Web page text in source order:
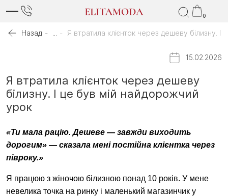
0
Назад Я втратила клієнток через дешеву білизну.
15.02.2026
Я втратила клієнток через дешеву
білизну. І це був мій найдорожчий
урок
«Ти мала рацію. Дешеве — завжди виходить
дорогим» — сказала мені постійна клієнтка через
півроку.»
Я працюю з жіночою білизною понад 10 років. У мене
невелика точка на ринку і маленький магазинчик у